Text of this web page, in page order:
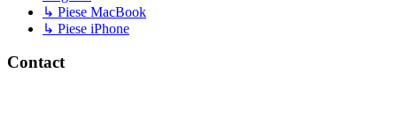
↳ Piese MacBook
↳ Piese iPhone
Contact